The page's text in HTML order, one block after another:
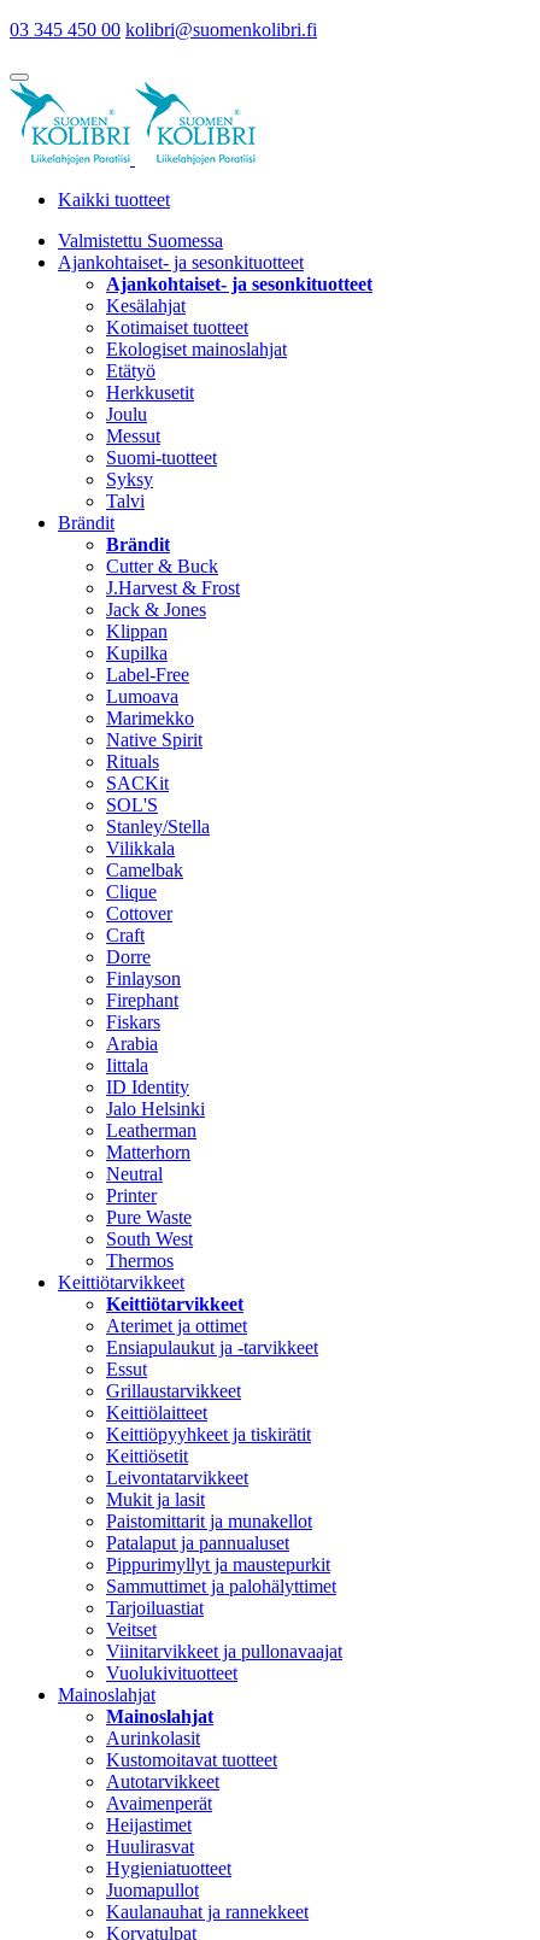
03 345 450 00 kolibri@suomenkolibri.fi
Kaikki tuotteet
Valmistettu Suomessa
Ajankohtaiset- ja sesonkituotteet
Ajankohtaiset- ja sesonkituotteet
Kesälahjat
Kotimaiset tuotteet
Ekologiset mainoslahjat
Etätyö
Herkkusetit
Joulu
Messut
Suomi-tuotteet
Syksy
Talvi
Brändit
Brändit
Cutter & Buck
J.Harvest & Frost
Jack & Jones
Klippan
Kupilka
Label-Free
Lumoava
Marimekko
Native Spirit
Rituals
SACKit
SOL'S
Stanley/Stella
Vilikkala
Camelbak
Clique
Cottover
Craft
Dorre
Finlayson
Firephant
Fiskars
Arabia
Iittala
ID Identity
Jalo Helsinki
Leatherman
Matterhorn
Neutral
Printer
Pure Waste
South West
Thermos
Keittiötarvikkeet
Keittiötarvikkeet
Aterimet ja ottimet
Ensiapulaukut ja -tarvikkeet
Essut
Grillaustarvikkeet
Keittiölaitteet
Keittiöpyyhkeet ja tiskirätit
Keittiösetit
Leivontatarvikkeet
Mukit ja lasit
Paistomittarit ja munakellot
Patalaput ja pannualuset
Pippurimyllyt ja maustepurkit
Sammuttimet ja palohälyttimet
Tarjoiluastiat
Veitset
Viinitarvikkeet ja pullonavaajat
Vuolukivituotteet
Mainoslahjat
Mainoslahjat
Aurinkolasit
Kustomoitavat tuotteet
Autotarvikkeet
Avaimenperät
Heijastimet
Huulirasvat
Hygieniatuotteet
Juomapullot
Kaulanauhat ja rannekkeet
Korvatulpat